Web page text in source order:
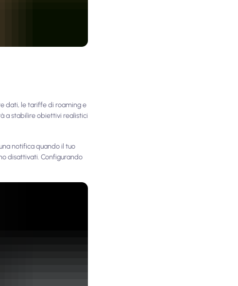
dati, le tariffe di roaming e
a stabilire obiettivi realistici
notifica quando il tuo
disattivati. Configurando